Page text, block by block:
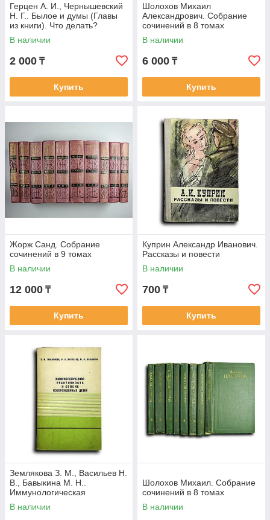
Герцен А. И., Чернышевский
Н. Г.. Былое и думы (Главы
из книги). Что делать?
В наличии
2 000 ₸
Купить
Шолохов Михаил
Александрович. Собрание
сочинений в 8 томах
В наличии
6 000 ₸
Купить
Жорж Санд. Собрание
сочинений в 9 томах
В наличии
12 000 ₸
Купить
Куприн Александр Иванович.
Рассказы и повести
В наличии
700 ₸
Купить
Землякова З. М., Васильев Н.
В., Бавыкина М. Н..
Иммунологическая
реактивность и сепсис
новорожденных детей
В наличии
Шолохов Михаил. Собрание
сочинений в 8 томах
В наличии